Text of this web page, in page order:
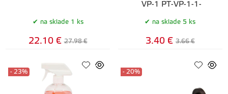
na sklade 1 ks
22.10 € 27.98 €
VP-1 PT-VP-1-1-
na sklade 5 ks
3.40 € 3.66 €
- 23% - 20%